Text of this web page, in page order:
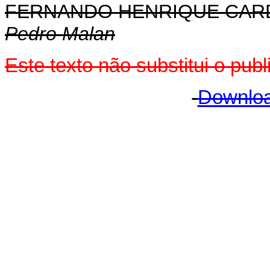
FERNANDO HENRIQUE
Pedro Malan
Este texto não substitui o